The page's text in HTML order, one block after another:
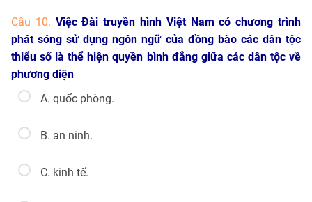
Câu 10. Việc Đài truyền hình Việt Nam có chương trình
phát sóng sử dụng ngôn ngữ của đồng bào các dân tộc
thiểu số là thể hiện quyền bình đẳng giữa các dân tộc về
phương diện
A. quốc phòng.
B. an ninh.
C. kinh tế.